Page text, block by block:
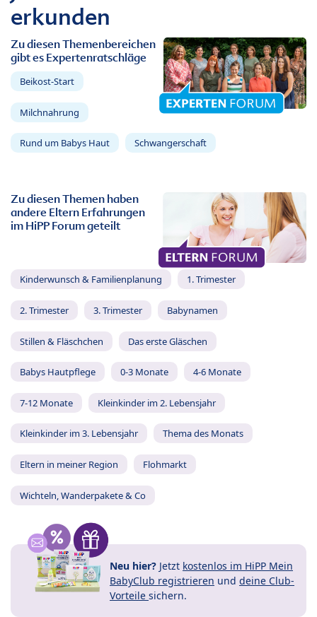
erkunden
Zu diesen Themenbereichen
gibt es Expertenratschläge
Beikost-Start
Milchnahrung
Rund um Babys Haut Schwangerschaft
Zu diesen Themen haben
andere Eltern Erfahrungen
im HiPP Forum geteilt
Kinderwunsch & Familienplanung 1. Trimester
2. Trimester 3. Trimester Babynamen
Stillen & Fläschchen Das erste Gläschen
Babys Hautpflege 0-3 Monate 4-6 Monate
7-12 Monate Kleinkinder im 2. Lebensjahr
Kleinkinder im 3. Lebensjahr Thema des Monats
Eltern in meiner Region Flohmarkt
Wichteln, Wanderpakete & Co
Neu hier? Jetzt kostenlos im HiPP Mein
BabyClub registrieren und deine Club-
Vorteile sichern.